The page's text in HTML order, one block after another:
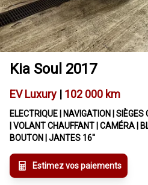
Kia Soul 2017
EV Luxury | 102 000 km
ELECTRIQUE | NAVIGATION |
| VOLANT CHAUFFANT | CAMÉRA |
BOUTON | JANTES 16''
Estimez vos paiements